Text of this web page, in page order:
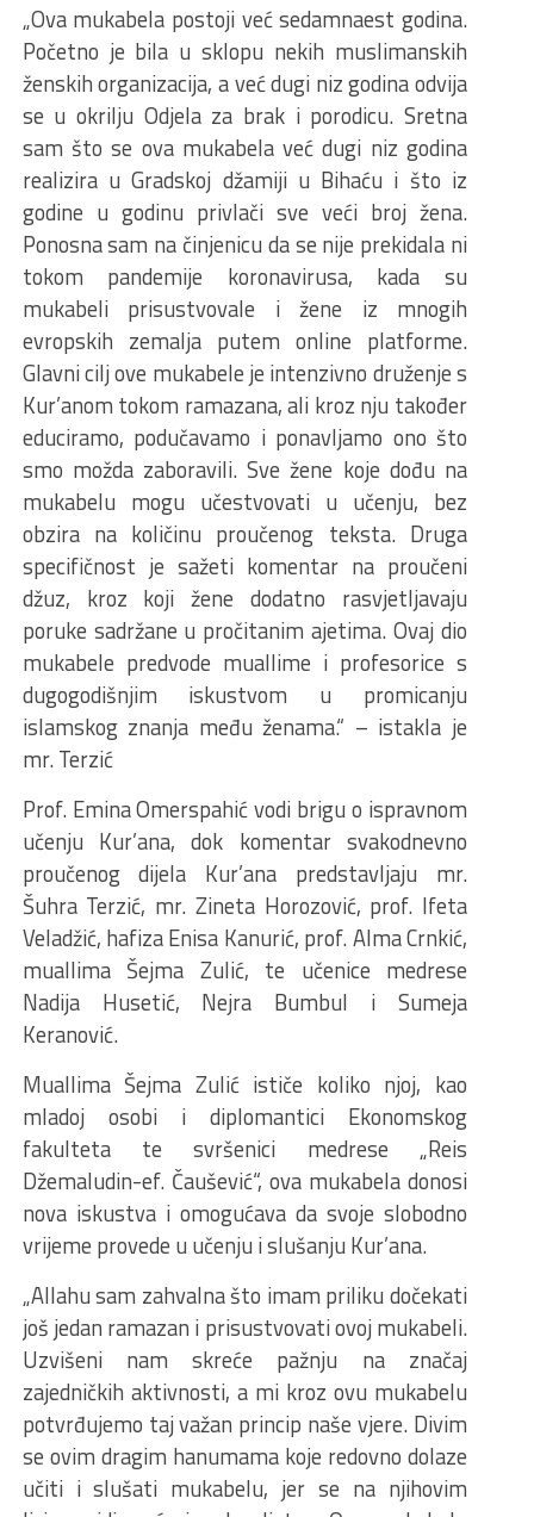
„Ova mukabela postoji već sedamnaest godina.
Početno je bila u sklopu nekih muslimanskih
ženskih organizacija, a već dugi niz godina odvija
se u okrilju Odjela za brak i porodicu. Sretna
sam što se ova mukabela već dugi niz godina
realizira u Gradskoj džamiji u Bihaću i što iz
godine u godinu privlači sve veći broj žena.
Ponosna sam na činjenicu da se nije prekidala ni
tokom pandemije koronavirusa, kada su
mukabeli prisustvovale i žene iz mnogih
evropskih zemalja putem online platforme.
Glavni cilj ove mukabele je intenzivno druženje s
Kur’anom tokom ramazana, ali kroz nju također
educiramo, podučavamo i ponavljamo ono što
smo možda zaboravili. Sve žene koje dođu na
mukabelu mogu učestvovati u učenju, bez
obzira na količinu proučenog teksta. Druga
specifičnost je sažeti komentar na proučeni
džuz, kroz koji žene dodatno rasvjetljavaju
poruke sadržane u pročitanim ajetima. Ovaj dio
mukabele predvode muallime i profesorice s
dugogodišnjim iskustvom u promicanju
islamskog znanja među ženama.“ – istakla je
mr. Terzić
Prof. Emina Omerspahić vodi brigu o ispravnom
učenju Kur’ana, dok komentar svakodnevno
proučenog dijela Kur’ana predstavljaju mr.
Šuhra Terzić, mr. Zineta Horozović, prof. Ifeta
Veladžić, hafiza Enisa Kanurić, prof. Alma Crnkić,
muallima Šejma Zulić, te učenice medrese
Nadija Husetić, Nejra Bumbul i Sumeja
Keranović.
Muallima Šejma Zulić ističe koliko njoj, kao
mladoj osobi i diplomantici Ekonomskog
fakulteta te svršenici medrese „Reis
Džemaludin-ef. Čaušević“, ova mukabela donosi
nova iskustva i omogućava da svoje slobodno
vrijeme provede u učenju i slušanju Kur’ana.
„Allahu sam zahvalna što imam priliku dočekati
još jedan ramazan i prisustvovati ovoj mukabeli.
Uzvišeni nam skreće pažnju na značaj
zajedničkih aktivnosti, a mi kroz ovu mukabelu
potvrđujemo taj važan princip naše vjere. Divim
se ovim dragim hanumama koje redovno dolaze
učiti i slušati mukabelu, jer se na njihovim